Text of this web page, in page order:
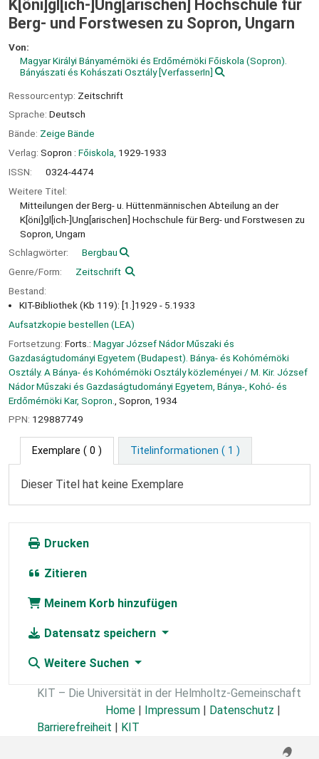
K[öni]gl[ich-]Ung[arischen] Hochschule für
Berg- und Forstwesen zu Sopron, Ungarn
Von:
Magyar Királyi Bányamérnöki és Erdőmérnöki Főiskola (Sopron).
Bányászati és Kohászati Osztály[VerfasserIn]
Ressourcentyp: Zeitschrift
Sprache: Deutsch
Bände: Zeige Bände
Verlag: Sopron : Főiskola, 1929-1933
ISSN:
0324-4474
Weitere Titel:
Mitteilungen der Berg- u. Hüttenmännischen Abteilung an der
K[öni]gl[ich-]Ung[arischen] Hochschule für Berg- und Forstwesen zu
Sopron, Ungarn
Schlagwörter:
Bergbau
Genre/Form:
Zeitschrift
Bestand:
KIT-Bibliothek (Kb 119): [1.]1929 - 5.1933
Aufsatzkopie bestellen (LEA)
Fortsetzung: Forts.: Magyar József Nádor Műszaki és
Gazdaságtudományi Egyetem (Budapest). Bánya- és Kohómérnöki
Osztály. A Bánya- és Kohómérnöki Osztály közleményei / M. Kir. József
Nádor Műszaki és Gazdaságtudományi Egyetem, Bánya-, Kohó- és
Erdőmérnöki Kar, Sopron.
, Sopron, 1934
PPN: 129887749
Exemplare ( 0 ) Titelinformationen ( 1 )
Dieser Titel hat keine Exemplare
Drucken
Zitieren
Meinem Korb hinzufügen
Datensatz speichern
Weitere Suchen
KIT – Die Universität in der Helmholtz-Gemeinschaft
Home | Impressum | Datenschutz |
Barrierefreiheit | KIT